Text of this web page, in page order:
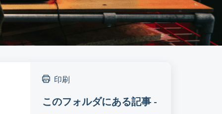
印刷
このフォルダにある記事 -